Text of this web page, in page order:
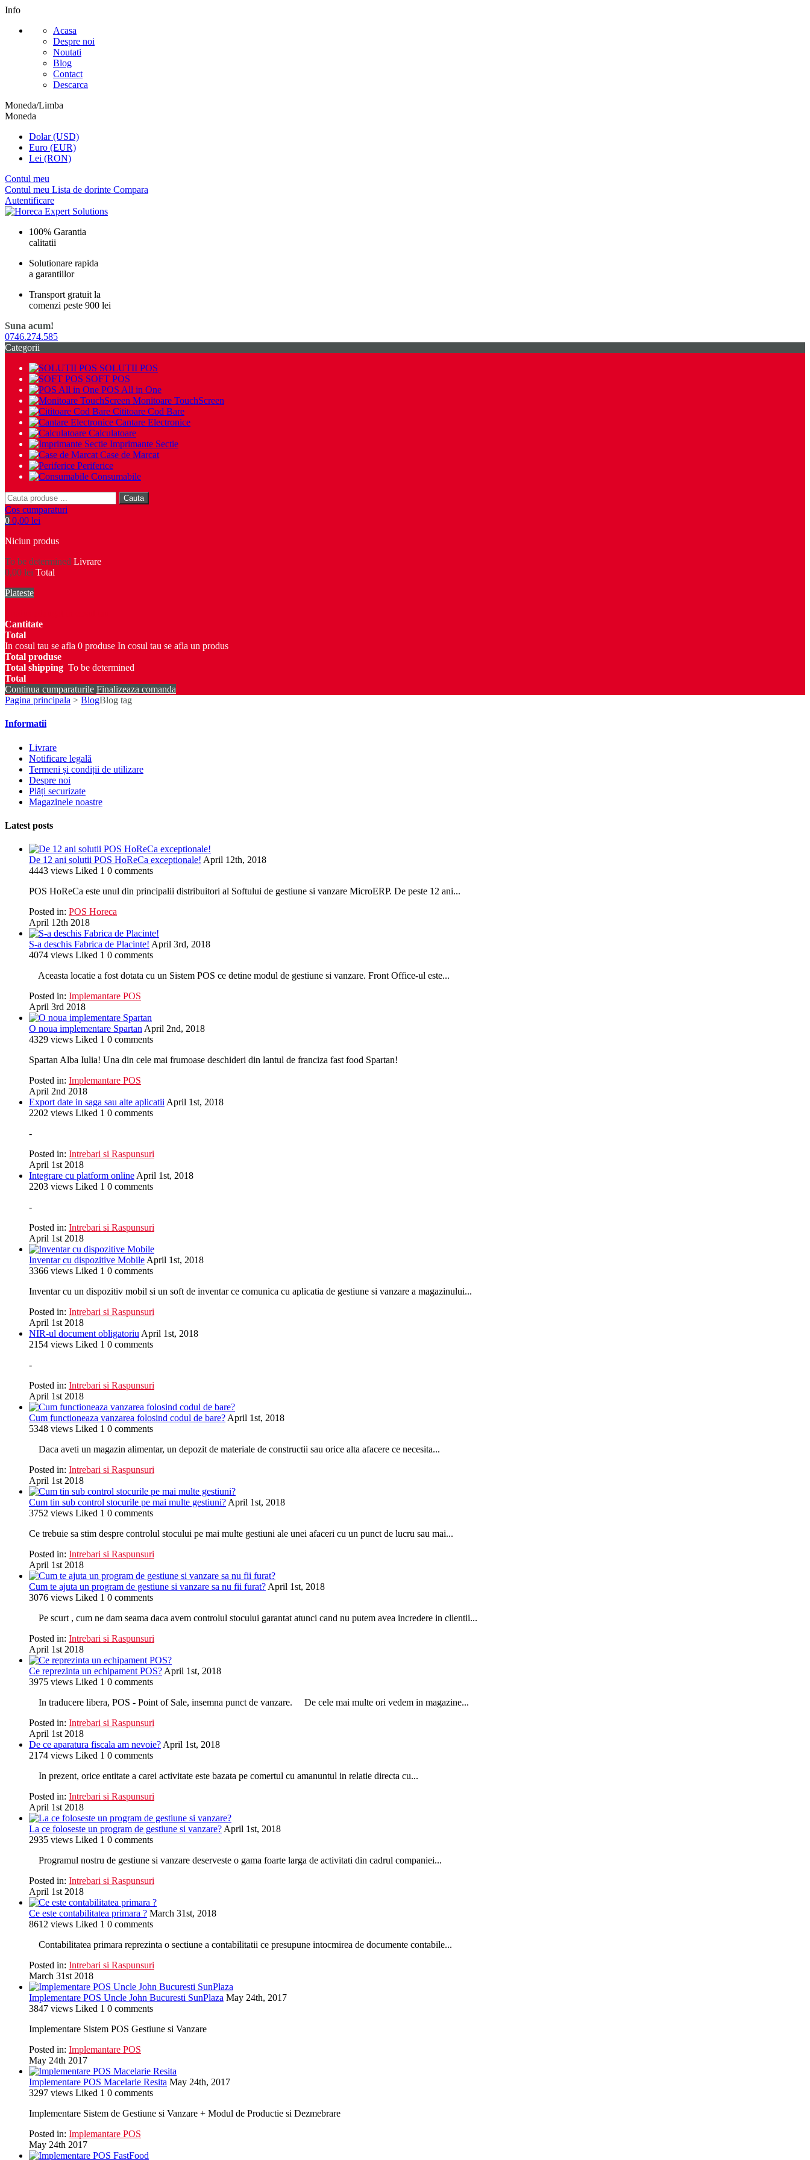
Info
Acasa
Despre noi
Noutati
Blog
Contact
Descarca
Moneda/Limba
Moneda
Dolar (USD)
Euro (EUR)
Lei (RON)
Contul meu
Contul meu Lista de dorinte Compara
Autentificare
100% Garantia
calitatii
Solutionare rapida
a garantiilor
Transport gratuit la
comenzi peste 900 lei
Suna acum!
0746.274.585
Categorii
SOLUTII POS
SOFT POS
POS All in One
Monitoare TouchScreen
Cititoare Cod Bare
Cantare Electronice
Calculatoare
Imprimante Sectie
Case de Marcat
Periferice
Consumabile
Cauta
Cos cumparaturi
0 0,00 lei
Niciun produs
To be determined Livrare
0,00 lei Total
Plateste
Cantitate
Total
In cosul tau se afla 0 produse In cosul tau se afla un produs
Total produse
Total shipping To be determined
Total
Continua cumparaturile Finalizeaza comanda
Pagina principala > BlogBlog tag
Informatii
Livrare
Notificare legală
Termeni și condiții de utilizare
Despre noi
Plăți securizate
Magazinele noastre
Latest posts
De 12 ani solutii POS HoReCa exceptionale! April 12th, 2018
4443 views Liked 1 0 comments
POS HoReCa este unul din principalii distribuitori al Softului de gestiune si vanzare MicroERP. De peste 12 ani...
Posted in: POS Horeca
April 12th 2018
S-a deschis Fabrica de Placinte! April 3rd, 2018
4074 views Liked 1 0 comments
Aceasta locatie a fost dotata cu un Sistem POS ce detine modul de gestiune si vanzare. Front Office-ul este...
Posted in: Implemantare POS
April 3rd 2018
O noua implementare Spartan April 2nd, 2018
4329 views Liked 1 0 comments
Spartan Alba Iulia! Una din cele mai frumoase deschideri din lantul de franciza fast food Spartan!
Posted in: Implemantare POS
April 2nd 2018
Export date in saga sau alte aplicatii April 1st, 2018
2202 views Liked 1 0 comments
-
Posted in: Intrebari si Raspunsuri
April 1st 2018
Integrare cu platform online April 1st, 2018
2203 views Liked 1 0 comments
-
Posted in: Intrebari si Raspunsuri
April 1st 2018
Inventar cu dispozitive Mobile April 1st, 2018
3366 views Liked 1 0 comments
Inventar cu un dispozitiv mobil si un soft de inventar ce comunica cu aplicatia de gestiune si vanzare a magazinului...
Posted in: Intrebari si Raspunsuri
April 1st 2018
NIR-ul document obligatoriu April 1st, 2018
2154 views Liked 1 0 comments
-
Posted in: Intrebari si Raspunsuri
April 1st 2018
Cum functioneaza vanzarea folosind codul de bare? April 1st, 2018
5348 views Liked 1 0 comments
Daca aveti un magazin alimentar, un depozit de materiale de constructii sau orice alta afacere ce necesita...
Posted in: Intrebari si Raspunsuri
April 1st 2018
Cum tin sub control stocurile pe mai multe gestiuni? April 1st, 2018
3752 views Liked 1 0 comments
Ce trebuie sa stim despre controlul stocului pe mai multe gestiuni ale unei afaceri cu un punct de lucru sau mai...
Posted in: Intrebari si Raspunsuri
April 1st 2018
Cum te ajuta un program de gestiune si vanzare sa nu fii furat? April 1st, 2018
3076 views Liked 1 0 comments
Pe scurt , cum ne dam seama daca avem controlul stocului garantat atunci cand nu putem avea incredere in clientii...
Posted in: Intrebari si Raspunsuri
April 1st 2018
Ce reprezinta un echipament POS? April 1st, 2018
3975 views Liked 1 0 comments
In traducere libera, POS - Point of Sale, insemna punct de vanzare. De cele mai multe ori vedem in magazine...
Posted in: Intrebari si Raspunsuri
April 1st 2018
De ce aparatura fiscala am nevoie? April 1st, 2018
2174 views Liked 1 0 comments
In prezent, orice entitate a carei activitate este bazata pe comertul cu amanuntul in relatie directa cu...
Posted in: Intrebari si Raspunsuri
April 1st 2018
La ce foloseste un program de gestiune si vanzare? April 1st, 2018
2935 views Liked 1 0 comments
Programul nostru de gestiune si vanzare deserveste o gama foarte larga de activitati din cadrul companiei...
Posted in: Intrebari si Raspunsuri
April 1st 2018
Ce este contabilitatea primara ? March 31st, 2018
8612 views Liked 1 0 comments
Contabilitatea primara reprezinta o sectiune a contabilitatii ce presupune intocmirea de documente contabile...
Posted in: Intrebari si Raspunsuri
March 31st 2018
Implementare POS Uncle John Bucuresti SunPlaza May 24th, 2017
3847 views Liked 1 0 comments
Implementare Sistem POS Gestiune si Vanzare
Posted in: Implemantare POS
May 24th 2017
Implementare POS Macelarie Resita May 24th, 2017
3297 views Liked 1 0 comments
Implementare Sistem de Gestiune si Vanzare + Modul de Productie si Dezmebrare
Posted in: Implemantare POS
May 24th 2017